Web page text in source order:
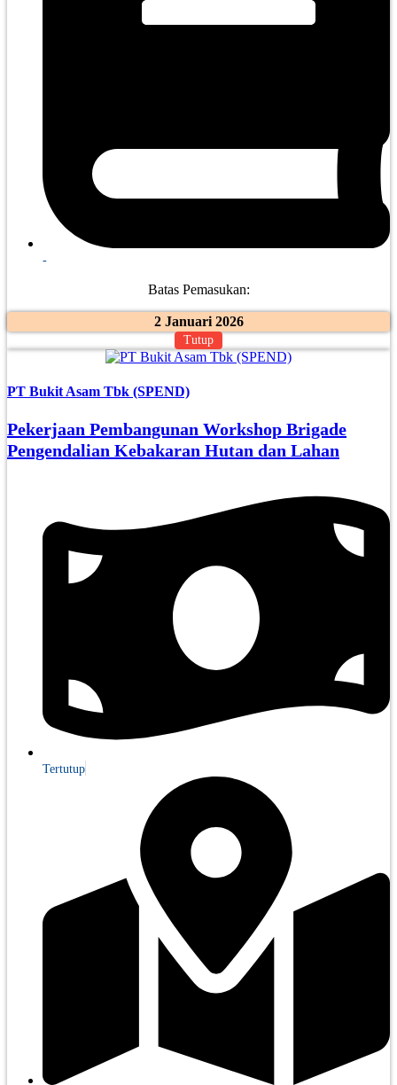
-
Batas Pemasukan:
2 Januari 2026
Tutup
PT Bukit Asam Tbk (SPEND)
Pekerjaan Pembangunan Workshop Brigade
Pengendalian Kebakaran Hutan dan Lahan
Tertutup